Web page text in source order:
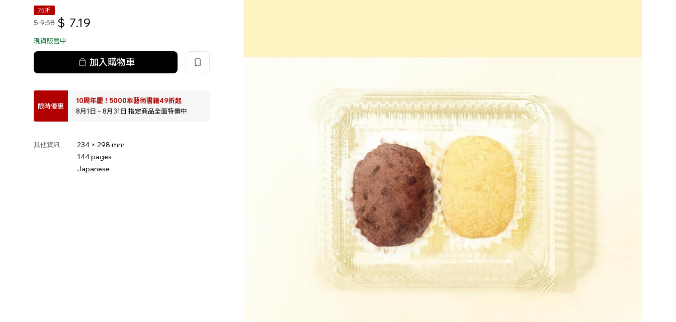
75折
$ 9.58 $ 7.19
現貨販售中
加入購物車
限時優惠
10周年慶！5000本藝術書籍49折起
8月1日 – 8月31日 指定商品全面特價中
其他資訊
234 × 298 mm
144 pages
Japanese